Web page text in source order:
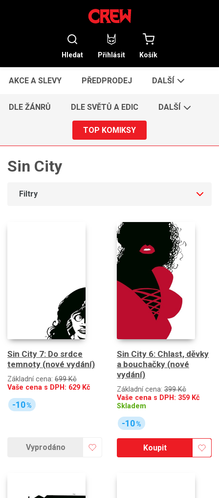
Hledat Přihlásit Košík
AKCE A SLEVY PŘEDPRODEJ DALŠÍ
DLE ŽÁNRŮ DLE SVĚTŮ A EDIC DALŠÍ
TOP KOMIKSY
Sin City
Filtry
Sin City 7: Do srdce
temnoty (nové vydání)
Základní cena: 699 Kč
Vaše cena s DPH: 629 Kč
-10%
Vyprodáno
Sin City 6: Chlast, děvky
a bouchačky (nové
vydání)
Základní cena: 399 Kč
Vaše cena s DPH: 359 Kč
Skladem
-10%
Koupit